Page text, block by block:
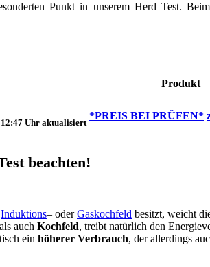
Punkt in unserem Herd Test.
Produkt
Uhr aktualisiert
*PREIS BEI PRÜFEN*
beachten!
Induktions– oderGaskochfeld besitzt, weicht
auch Kochfeld, treibt natürlich den
ein höherer Verbrauch, der allerdings